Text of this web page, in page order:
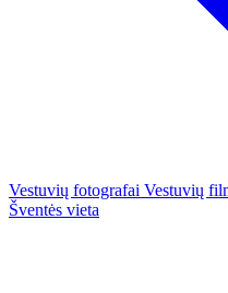
Vestuvių fotografai Vestuvių
Šventės vieta